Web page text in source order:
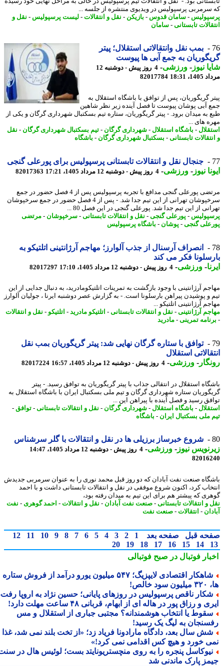
پرسپولیس در ویدیوی منتشره از جلسه ...
-سامان قدوس-بازیکن -نقل و انتقالات-لیست پرسپولیس-نقل و
تابستانی-سامان
بمب نقل وانتقالاتی استقلال؛ پیتر
به جمع آبی ها پیوست
نیوز-ورزشی-
4 روز پیش - دوشنبه 12
18:31
82017784
گریگوریان، پس از توافق با باشگاه استقلال به
آبی پوشان پیوست تا فصل آینده زیر نظر شاهین
به میدان برود. - پیتر گریگوریان، ستاره تیم بسکتبال شهرداری گرگان و یکی از
های ...
-باشگاه استقلال-شهرداری گرگان -تیم بسکتبال شهرداری گرگان -نقل
تابستانی-بسکتبال شهرداری گرگان -باشگاه
جنجال نقل و انتقالات تابستانی پرسپولیس برای پورعلی گنجی
نیوز-ورزشی-4 روز پیش - دوشنبه 12 مرداد 1405، 17:21 82017363
مرتضی پورعلی گنجی مدافع با تجربه پرسپولیس پس از 4 فصل حضور در جمع
سرخپوشان تهرانی از این تیم جدا شد. - پس از 4 فصل حضور در جمع سرخپوشان
از این تیم جدا شد. پورعلی گنجی در این فصل 80 ...
-پورعلی گنجی-نقل و انتقالات تابستانی-سرخپوشان-مرتضی
گنجی-پوشان-باشگاه پرسپولیس
انصراف آرسنال از جذب آلوارز؛ مهاجم آرژانتینی اتلتیکو به
فکر می کند
-ورزشی-4 روز پیش - دوشنبه 12 مرداد 1405، 17:10 82017297
آرژانتینی با وجود بازگشت به تمرینات اتلتیکومادرید، به دنبال جدایی از این
و پوشیدن پیراهن بارسلونا است. - به گزارش عصر دوشنبه ایرنا ، جولیان آلوارز
آرژانتینی اتلتیکو ...
آرژانتینی-نقل و انتقالات تابستانی-اتلتیکو مادرید- اتلتیکو-نقل و انتقالات
تمرینی-مادرید
توافق با ستاره گرگان نهایی شد: پیتر گریگوریان بمب نقل
استقلال
-ورزشی-4 روز پیش - دوشنبه 12 مرداد 1405، 16:57 82017224
استقلال در انتقالی جذاب با پیتر گریگوریان به توافق رسید. - پیتر
ستاره شهرداری گرگان و تیم ملی بسکتبال ایران با باشگاه استقلال به
رسید و فصل آینده با پیراهن این ...
-باشگاه استقلال-شهرداری گرگان -نقل و انتقالات تابستانی-توافق-
ملی بسکتبال ایران - باشگاه
شروع خبرساز برزیلی ها در نقل و انتقالات با گلر سرشناس
نیوز-ورزشی-4 روز پیش - دوشنبه 12 مرداد 1405، 14:47
صنعت نفت آبادان که دو روز قبل محمد نوری را به عنوان سرمربی جدیدش
کرد، اکنون شروع موفقی در نقل و انتقالات تابستانی داشت و با احمد
که پیشتر هم برای این تیم به میدان رفته بود،
و انتقالات تابستانی-صنعت نفت آبادان- نقل و انتقالات-احمد گوهری- نفت
- انتقالات-صنعت نفت
قبل صفحه بعد 1
2
3
4
5
6
7
8
9
10
11
12
14
15
16
17
18
19
20
فوتبال در صبح فوتبالی
شاهکار اقتصادی لایپزیگ؛ ۵۴۷ میلیون یورو درآمد از فروش ستاره
ناقص پرسپولیس در روزهای پایانی؛ حسین نژاد به اروپا رفت،
و رزاق پور در هاله ای از ابهام، قربانی ۴۸ ساعت مهلت دارد!
یا انتخاب هوشمندانه؟ مجتبی جباری از استقلال و مس
به لیگ یک رسید!
سال بعد، دادگاه مارادونا فریاد زد؛ «از تخت بلند نمی شد، غذا
خورد و هیچ کس اقدامی نمی کرد!»
پنجره را به روی منچستریونایتد بست؛ لوئیس هال در سنت
پارک ماندنی شد